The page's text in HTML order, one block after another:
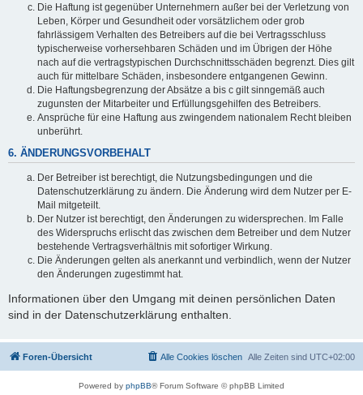
Die Haftung ist gegenüber Unternehmern außer bei der Verletzung von
Leben, Körper und Gesundheit oder vorsätzlichem oder grob
fahrlässigem Verhalten des Betreibers auf die bei Vertragsschluss
typischerweise vorhersehbaren Schäden und im Übrigen der Höhe
nach auf die vertragstypischen Durchschnittsschäden begrenzt. Dies gilt
auch für mittelbare Schäden, insbesondere entgangenen Gewinn.
Die Haftungsbegrenzung der Absätze a bis c gilt sinngemäß auch
zugunsten der Mitarbeiter und Erfüllungsgehilfen des Betreibers.
Ansprüche für eine Haftung aus zwingendem nationalem Recht bleiben
unberührt.
6. ÄNDERUNGSVORBEHALT
Der Betreiber ist berechtigt, die Nutzungsbedingungen und die
Datenschutzerklärung zu ändern. Die Änderung wird dem Nutzer per E-
Mail mitgeteilt.
Der Nutzer ist berechtigt, den Änderungen zu widersprechen. Im Falle
des Widerspruchs erlischt das zwischen dem Betreiber und dem Nutzer
bestehende Vertragsverhältnis mit sofortiger Wirkung.
Die Änderungen gelten als anerkannt und verbindlich, wenn der Nutzer
den Änderungen zugestimmt hat.
Informationen über den Umgang mit deinen persönlichen Daten
sind in der Datenschutzerklärung enthalten.
Foren-Übersicht Alle Zeiten sind UTC+02:00
Alle Cookies löschen
Powered by phpBB® Forum Software © phpBB Limited